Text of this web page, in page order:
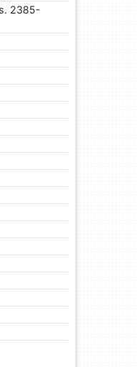
2385-